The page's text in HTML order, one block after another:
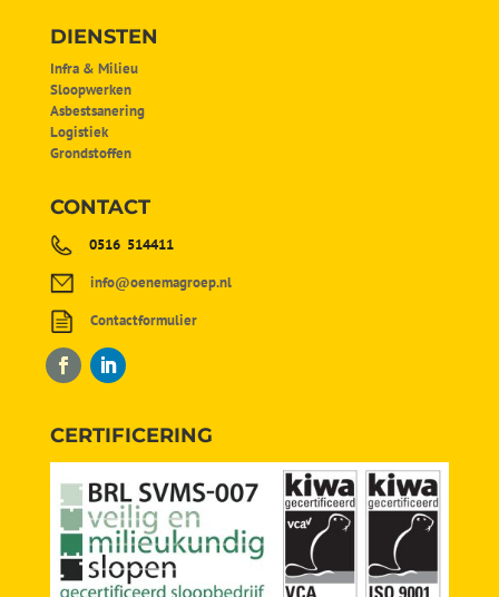
DIENSTEN
Infra & Milieu
Sloopwerken
Asbestsanering
Logistiek
Grondstoffen
CONTACT
0516 514411
info@oenemagroep.nl
Contactformulier
CERTIFICERING